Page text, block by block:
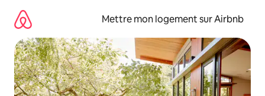
directement
contenu
Mettre mon logement sur Airbnb